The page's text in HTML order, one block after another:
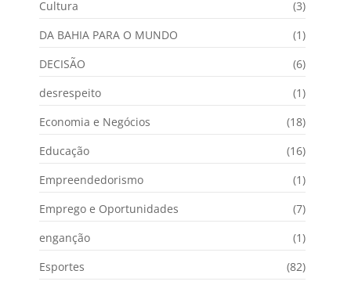
Cultura
(3)
DA BAHIA PARA O MUNDO
(1)
DECISÃO
(6)
desrespeito
(1)
Economia e Negócios
(18)
Educação
(16)
Empreendedorismo
(1)
Emprego e Oportunidades
(7)
enganção
(1)
Esportes
(82)